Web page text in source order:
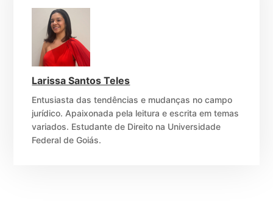
Larissa Santos Teles
Entusiasta das tendências e mudanças no campo
jurídico. Apaixonada pela leitura e escrita em temas
variados. Estudante de Direito na Universidade
Federal de Goiás.